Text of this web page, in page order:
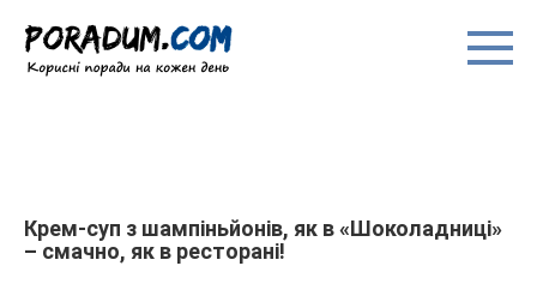
вмісту
Крем-суп з шампіньйонів, як в «Шоколадниці»
– смачно, як в ресторані!